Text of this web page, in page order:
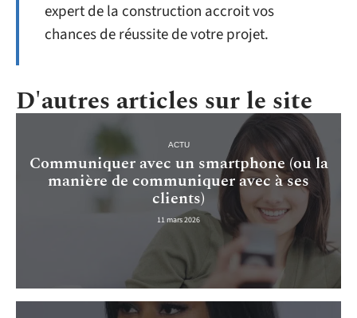
expert de la construction accroit vos
chances de réussite de votre projet.
D'autres articles sur le site
ACTU
Communiquer avec un smartphone (ou la
manière de communiquer avec à ses
clients)
11 mars 2026